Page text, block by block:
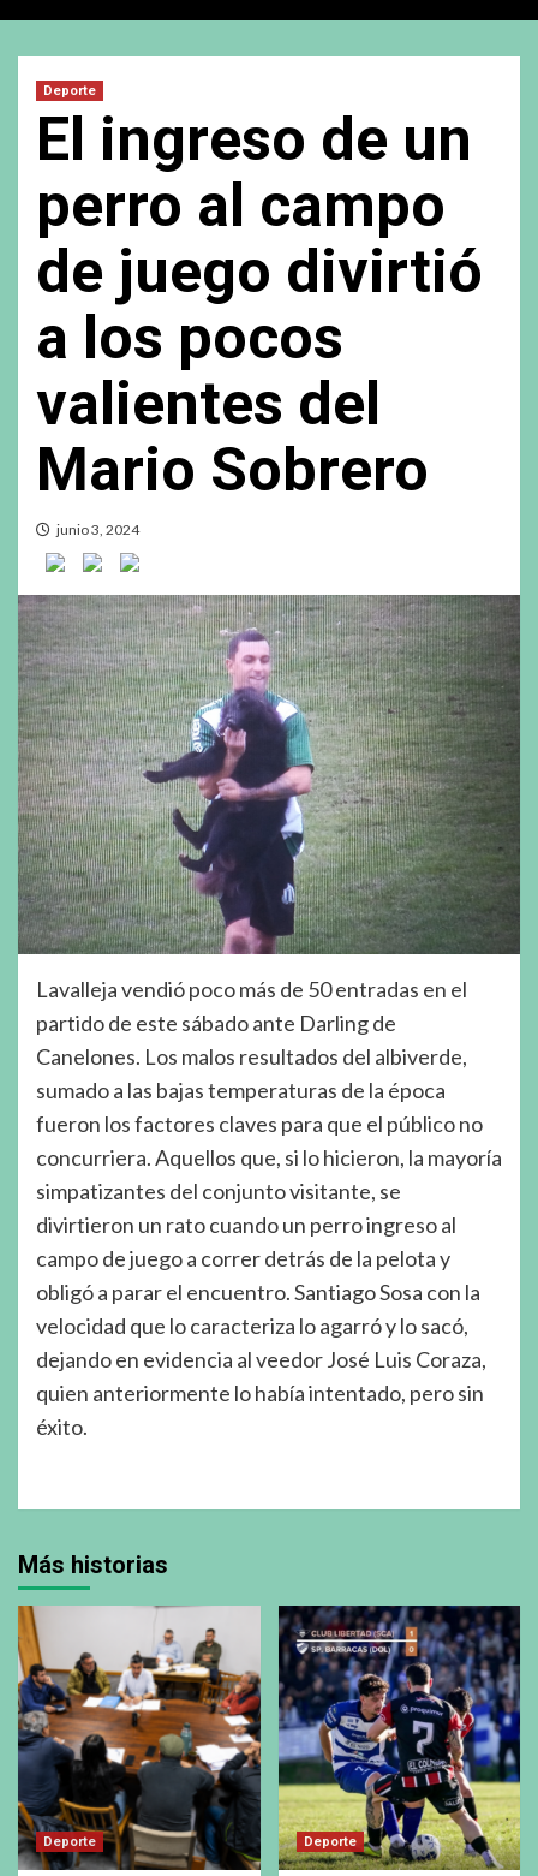
Deporte
El ingreso de un
perro al campo
de juego divirtió
a los pocos
valientes del
Mario Sobrero
junio 3, 2024
Lavalleja vendió poco más de 50 entradas en el
partido de este sábado ante Darling de
Canelones. Los malos resultados del albiverde,
sumado a las bajas temperaturas de la época
fueron los factores claves para que el público no
concurriera. Aquellos que, si lo hicieron, la mayoría
simpatizantes del conjunto visitante, se
divirtieron un rato cuando un perro ingreso al
campo de juego a correr detrás de la pelota y
obligó a parar el encuentro. Santiago Sosa con la
velocidad que lo caracteriza lo agarró y lo sacó,
dejando en evidencia al veedor José Luis Coraza,
quien anteriormente lo había intentado, pero sin
éxito.
Más historias
Deporte Deporte